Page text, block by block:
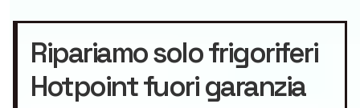
Ripariamo solo frigoriferi
Hotpoint fuori garanzia